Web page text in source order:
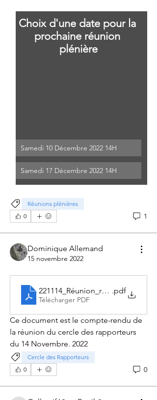
Choix d'une date pour la
prochaine réunion
plénière
Samedi 10 Décembre 2022 14H
Samedi 17 Décembre 2022 14H
Réunions plénières
0
1
Dominique Allemand
15 novembre 2022
221114_Réunion_rapporteurs
.pdf
Télécharger PDF
Ce document est le compte-rendu de
la réunion du cercle des rapporteurs
du 14 Novembre. 2022
Cercle des Rapporteurs
0
0
À propos
Ce groupe a pour vocation d'échanger
des informations, des d
Lire plus